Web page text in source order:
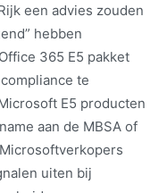
een advies zouden
hebben
365 E5 pakket
te
E5 producten
aan de MBSA of
uiten bij